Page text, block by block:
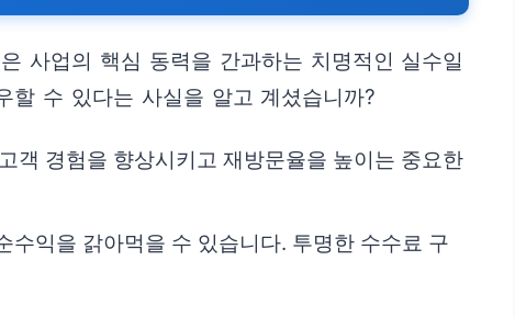
사업의 핵심 동력을 간과하는 치명적인 실수일
할 수 있다는 사실을 알고 계셨습니까?
객 경험을 향상시키고 재방문율을 높이는 중요한
익을 갉아먹을 수 있습니다. 투명한 수수료 구